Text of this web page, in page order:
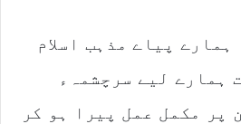
پیاے مذہب اسلام
ہمارے لیے سرچشمہء
پر مکمل عمل پیرا ہو کر